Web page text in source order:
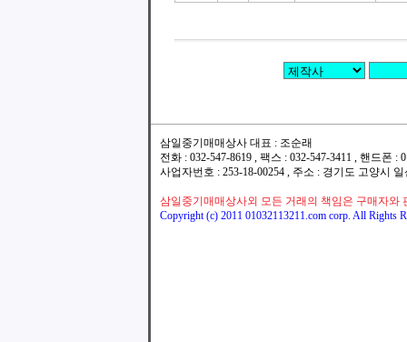
삼일중기매매상사 대표 : 조순래
전화 : 032-547-8619 , 팩스 : 032-547-3411 , 핸드폰
사업자번호 : 253-18-00254 , 주소 : 경기도 고양시
삼일중기매매상사외 모든 거래의 책임은 구매자와
Copyright (c) 2011 01032113211.com corp. All Rights